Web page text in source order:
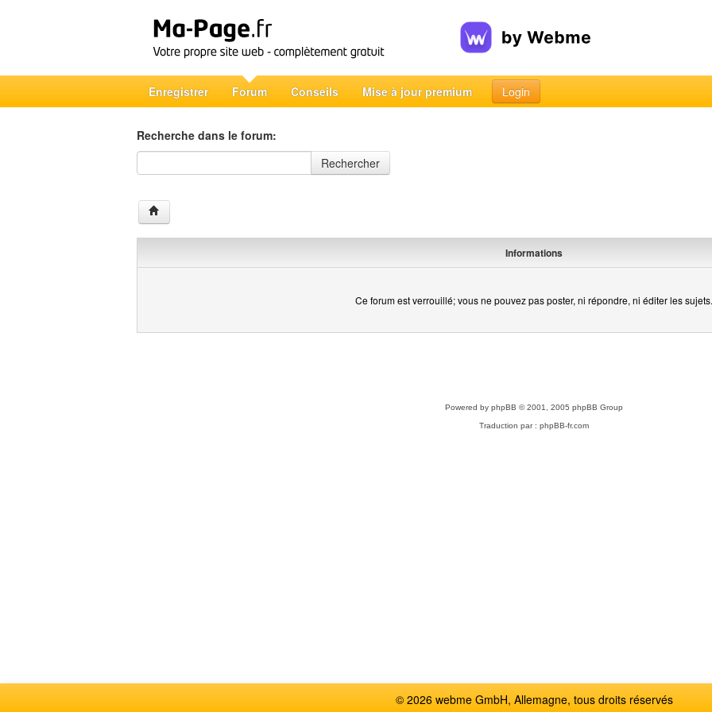
Enregistrer Forum Conseils Mise à jour premium Login
Recherche dans le forum:
Recherche dans le forum
Rechercher
Informations
Ce forum est verrouillé; vous ne pouvez pas poster, ni répondre, ni éditer les sujets.
Powered by phpBB © 2001, 2005 phpBB Group
Traduction par : phpBB-fr.com
© 2026 webme GmbH, Allemagne, tous droits réservés